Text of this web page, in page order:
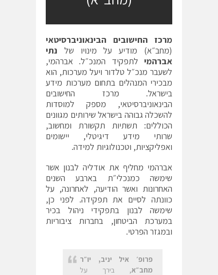
מרכז החישובים הבינאוניברסיטאי
(מחב״א) מודיע על מינויו של נתי
אברהמי לתפקיד המנכ״ל. אברהמי,
לשעבר מנכ״ל טלדור ויעל מערכות, הוא
מבכירי המנהלים בתחום מערכות מידע
בישראל. מרכז החישובים
הבינאוניברסיטאי, מספק למוסדות
להשכלה גבוהה בישראל שירותים מגוונים
הכוללים: תשתיות תקשורת ומחשוב,
שרותי מידע דיגיטלי, יישומים
ואפליקציות, וטכנולוגיות למידה.
אברהמי מחליף את אודליה לבנון אשר
שימשה כמנכלי״ת בארבע השנים
האחרונות ואשר הודיעה, לאחרונה, על
כוונתה לסיים את תפקידה. לפני כן,
שימשה לבנון בתפקידי ניהול בכיר
במערכת הביטחון, בחברות ציבוריות
ובמגזר הפרטי.
פרופ׳ איל יניב, יו״ר
מחב״א, בירך על